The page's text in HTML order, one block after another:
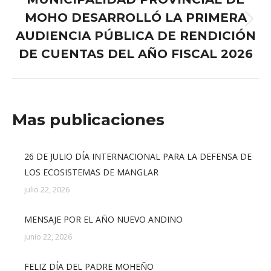
Publicación
siguiente:
MOHO DESARROLLÓ LA PRIMERA
AUDIENCIA PÚBLICA DE RENDICIÓN
DE CUENTAS DEL AÑO FISCAL 2026
Mas publicaciones
26 DE JULIO DÍA INTERNACIONAL PARA LA DEFENSA DE
LOS ECOSISTEMAS DE MANGLAR
julio 22, 2026
MENSAJE POR EL AÑO NUEVO ANDINO
junio 22, 2026
FELIZ DÍA DEL PADRE MOHEÑO